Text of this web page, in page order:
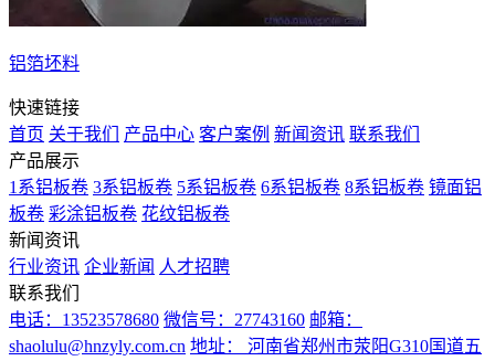
铝箔坯料
快速链接
首页 关于我们 产品中心 客户案例 新闻资讯 联系我们
产品展示
1系铝板卷 3系铝板卷 5系铝板卷 6系铝板卷 8系铝板卷 镜面铝
板卷 彩涂铝板卷 花纹铝板卷
新闻资讯
行业资讯 企业新闻 人才招聘
联系我们
电话：13523578680 微信号：27743160 邮箱：
shaolulu@hnzyly.com.cn 地址： 河南省郑州市荥阳G310国道五